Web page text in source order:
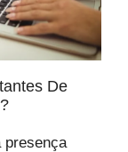
De
presença